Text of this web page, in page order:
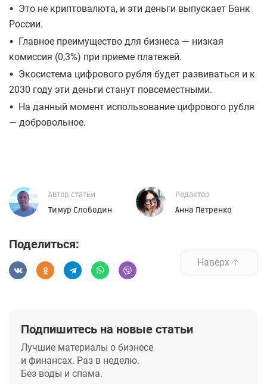
• Это не криптовалюта, и эти деньги выпускает Банк
России.
•
Главное преимущество для бизнеса — низкая
комиссия (0,3%) при приеме платежей.
• Экосистема цифрового рубля будет развиваться и к
2030 году эти деньги станут повсеместными.
• На данный момент использование цифрового рубля
— добровольное.
Автор статьи
Тимур Слободин
Редактор
Анна Петренко
Поделиться:
Наверх
Подпишитесь на новые статьи
Лучшие материалы о бизнесе
и финансах. Раз в неделю.
Без воды и спама.